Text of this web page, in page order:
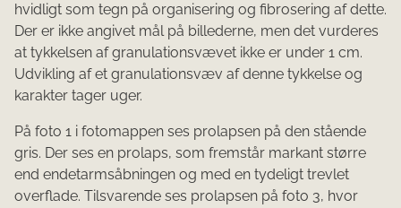
hvidligt som tegn på organisering og fibrosering af dette.
Der er ikke angivet mål på billederne, men det vurderes
at tykkelsen af granulationsvævet ikke er under 1 cm.
Udvikling af et granulationsvæv af denne tykkelse og
karakter tager uger.
På foto 1 i fotomappen ses prolapsen på den stående
gris. Der ses en prolaps, som fremstår markant større
end endetarmsåbningen og med en tydeligt trevlet
overflade. Tilsvarende ses prolapsen på foto 3, hvor